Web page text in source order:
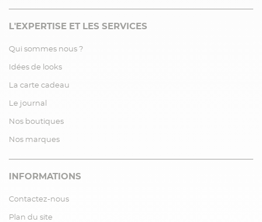
L'EXPERTISE ET LES SERVICES
Qui sommes nous ?
Idées de looks
La carte cadeau
Le journal
Nos boutiques
Nos marques
INFORMATIONS
Contactez-nous
Plan du site